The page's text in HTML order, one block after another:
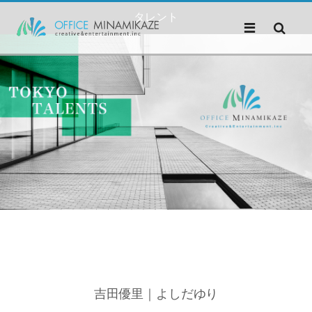
タレント
吉田優里｜よしだゆり